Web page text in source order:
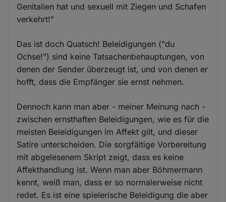
Genitalien hat und sexuell mit Ziegen und Schafen
verkehrt!"
Das ist doch Quatsch! Beleidigungen ("du
Ochse!") sind keine Tatsachenbehauptungen, von
denen der Sender überzeugt ist, und von denen er
hofft, dass die Empfänger sie ernst nehmen.
Dennoch kann man aber - meiner Meinung nach -
zwischen ernsthaften Beleidigungen, wie es für die
meisten Beleidigungen im Affekt gilt, und dieser
Satire unterscheiden. Die sorgfältige Vorbereitung
mit abgelesenem Skript zeigt, dass es keine
Affekthandlung ist. Wenn man aber Böhmermann
kennt, weiß man, dass er so normalerweise nicht
redet. Es ist eine spielerische Beleidigung die aber